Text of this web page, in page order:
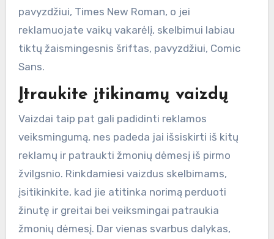
pavyzdžiui, Times New Roman, o jei
reklamuojate vaikų vakarėlį, skelbimui labiau
tiktų žaismingesnis šriftas, pavyzdžiui, Comic
Sans.
Įtraukite įtikinamų vaizdų
Vaizdai taip pat gali padidinti reklamos
veiksmingumą, nes padeda jai išsiskirti iš kitų
reklamų ir patraukti žmonių dėmesį iš pirmo
žvilgsnio. Rinkdamiesi vaizdus skelbimams,
įsitikinkite, kad jie atitinka norimą perduoti
žinutę ir greitai bei veiksmingai patraukia
žmonių dėmesį. Dar vienas svarbus dalykas,